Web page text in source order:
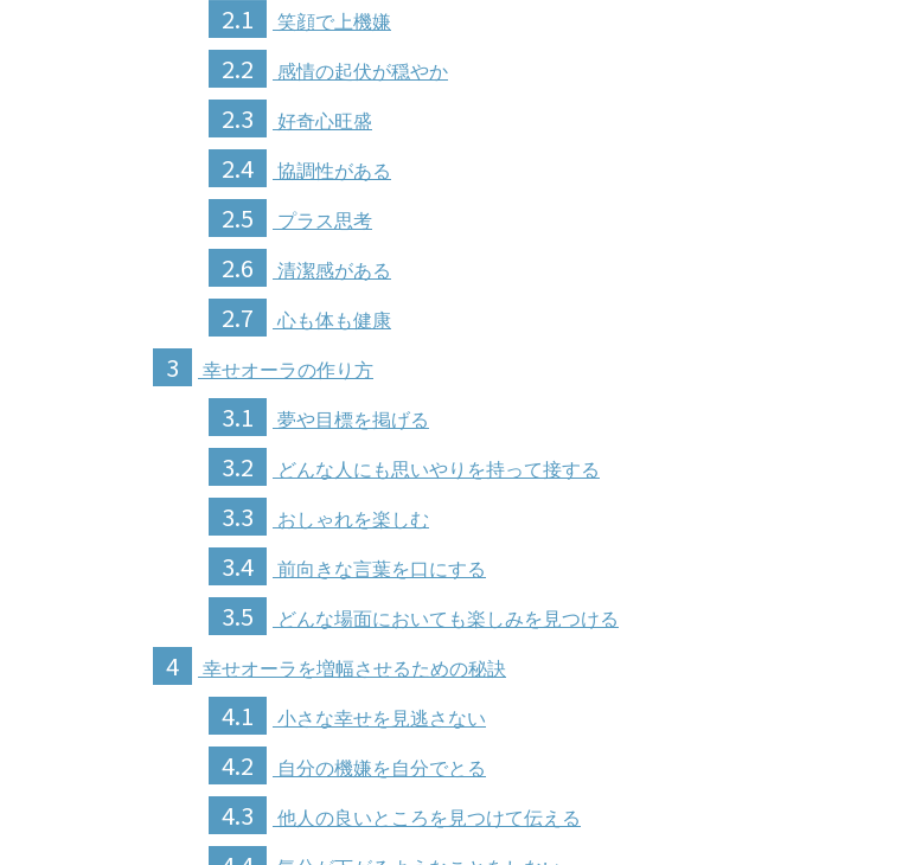
2.1 笑顔で上機嫌
2.2 感情の起伏が穏やか
2.3 好奇心旺盛
2.4 協調性がある
2.5 プラス思考
2.6 清潔感がある
2.7 心も体も健康
3 幸せオーラの作り方
3.1 夢や目標を掲げる
3.2 どんな人にも思いやりを持って接する
3.3 おしゃれを楽しむ
3.4 前向きな言葉を口にする
3.5 どんな場面においても楽しみを見つける
4 幸せオーラを増幅させるための秘訣
4.1 小さな幸せを見逃さない
4.2 自分の機嫌を自分でとる
4.3 他人の良いところを見つけて伝える